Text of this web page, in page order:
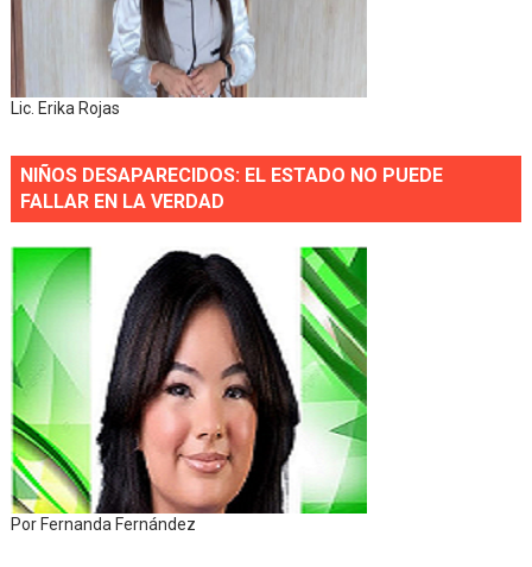
Lic. Erika Rojas
NIÑOS DESAPARECIDOS: EL ESTADO NO PUEDE
FALLAR EN LA VERDAD
Por Fernanda Fernández